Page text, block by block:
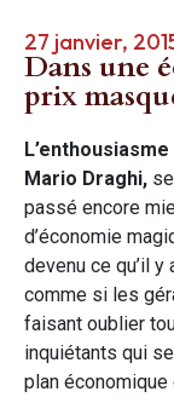
27 janvier,
Dans une
prix
Mario Draghi,
passé encore
d’économie
devenu ce qu’il
comme si les
faisant oublier
inquiétants qui
plan